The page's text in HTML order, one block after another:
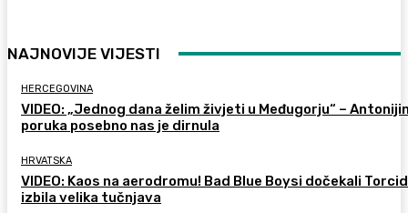
NAJNOVIJE VIJESTI
HERCEGOVINA
VIDEO: „Jednog dana želim živjeti u Međugorju“ –
poruka posebno nas je dirnula
HRVATSKA
VIDEO: Kaos na aerodromu! Bad Blue Boysi dočekali
izbila velika tučnjava